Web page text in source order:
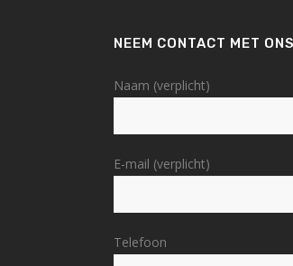
NEEM CONTACT MET
Naam (verplicht)
E-mail (verplicht)
Telefoon